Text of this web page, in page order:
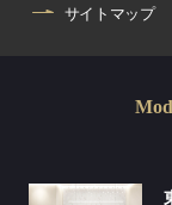
サイトマップ